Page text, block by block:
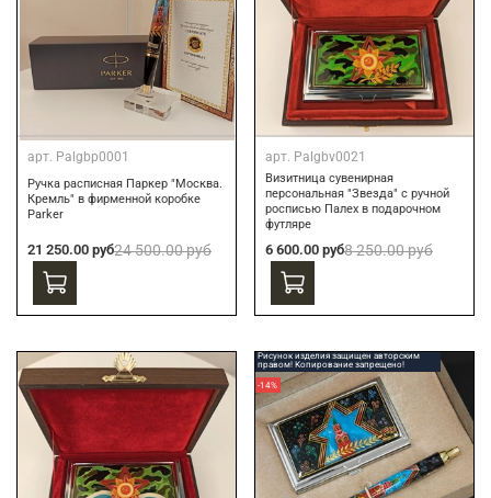
арт. Palgbp0001
Ручка расписная Паркер "Москва.
Кремль" в фирменной коробке
Parker
21 250.00 руб24 500.00 руб
арт. Palgbv0021
Визитница сувенирная
персональная "Звезда" с ручной
росписью Палех в подарочном
футляре
6 600.00 руб8 250.00 руб
Рисунок изделия защищен авторским
правом! Копирование запрещено!
-14%